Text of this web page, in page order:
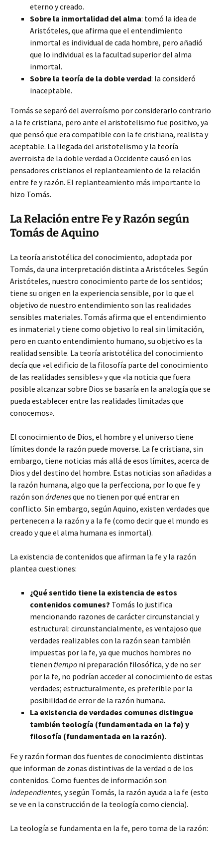
eterno y creado.
Sobre la inmortalidad del alma: tomó la idea de
Aristóteles, que afirma que el entendimiento
inmortal es individual de cada hombre, pero añadió
que lo individual es la facultad superior del alma
inmortal.
Sobre la teoría de la doble verdad: la consideró
inaceptable.
Tomás se separó del averroísmo por considerarlo contrario
a la fe cristiana, pero ante el aristotelismo fue positivo, ya
que pensó que era compatible con la fe cristiana, realista y
aceptable. La llegada del aristotelismo y la teoría
averroista de la doble verdad a Occidente causó en los
pensadores cristianos el replanteamiento de la relación
entre fe y razón. El replanteamiento más importante lo
hizo Tomás.
La Relación entre Fe y Razón según
Tomás de Aquino
La teoría aristotélica del conocimiento, adoptada por
Tomás, da una interpretación distinta a Aristóteles. Según
Aristóteles, nuestro conocimiento parte de los sentidos;
tiene su origen en la experiencia sensible, por lo que el
objetivo de nuestro entendimiento son las realidades
sensibles materiales. Tomás afirma que el entendimiento
es inmaterial y tiene como objetivo lo real sin limitación,
pero en cuanto entendimiento humano, su objetivo es la
realidad sensible. La teoría aristotélica del conocimiento
decía que «el edificio de la filosofía parte del conocimiento
de las realidades sensibles» y que «la noticia que fuera
posible alcanzar sobre Dios se basaría en la analogía que se
pueda establecer entre las realidades limitadas que
conocemos».
El conocimiento de Dios, el hombre y el universo tiene
límites donde la razón puede moverse. La fe cristiana, sin
embargo, tiene noticias más allá de esos límites, acerca de
Dios y del destino del hombre. Estas noticias son añadidas a
la razón humana, algo que la perfecciona, por lo que fe y
razón son órdenesque no tienen por qué entrar en
conflicto. Sin embargo, según Aquino, existen verdades que
pertenecen a la razón y a la fe (como decir que el mundo es
creado y que el alma humana es inmortal).
La existencia de contenidos que afirman la fe y la razón
plantea cuestiones:
¿Qué sentido tiene la existencia de estos
contenidos comunes? Tomás lo justifica
mencionando razones de carácter circunstancial y
estructural: circunstancialmente, es ventajoso que
verdades realizables con la razón sean también
impuestas por la fe, ya que muchos hombres no
tienen tiempo ni preparación filosófica, y de no ser
por la fe, no podrían acceder al conocimiento de estas
verdades; estructuralmente, es preferible por la
posibilidad de error de la razón humana.
La existencia de verdades comunes distingue
también teología (fundamentada en la fe) y
filosofía (fundamentada en la razón).
Fe y razón forman dos fuentes de conocimiento distintas
que informan de zonas distintivas de la verdad o de los
contenidos. Como fuentes de información son
independientes, y según Tomás, la razón ayuda a la fe (esto
se ve en la construcción de la teología como ciencia).
La teología se fundamenta en la fe, pero toma de la razón: